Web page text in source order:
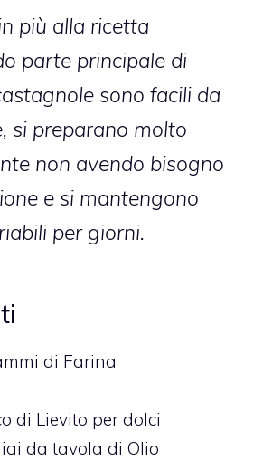
più alla ricetta
parte principale di
sono facili da
si preparano molto
non avendo bisogno
e si mantengono
per giorni.
di Farina
di Lievito per dolci
da tavola di Olio